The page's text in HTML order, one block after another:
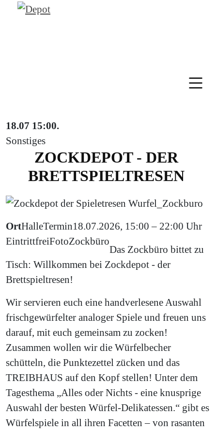
18.07 15:00.
Sonstiges
ZOCKDEPOT - DER
BRETTSPIELTRESEN
OrtHalleTermin18.07.2026, 15:00 – 22:00 Uhr
EintrittfreiFotoZockbüro
Das Zockbüro bittet zu
Tisch: Willkommen bei Zockdepot - der
Brettspieltresen!
Wir servieren euch eine handverlesene Auswahl
frischgewürfelter analoger Spiele und freuen uns
darauf, mit euch gemeinsam zu zocken!
Zusammen wollen wir die Würfelbecher
schütteln, die Punktezettel zücken und das
TREIBHAUS auf den Kopf stellen! Unter dem
Tagesthema „Alles oder Nichts - eine knusprige
Auswahl der besten Würfel-Delikatessen.“ gibt es
Würfelspiele in all ihren Facetten – von rasanten